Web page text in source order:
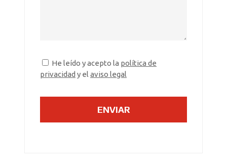
He leído y acepto la política de
privacidad y el aviso legal